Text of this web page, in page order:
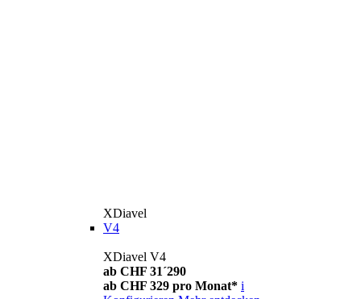
XDiavel
V4
XDiavel V4
ab CHF 31´290
ab CHF 329 pro Monat* i